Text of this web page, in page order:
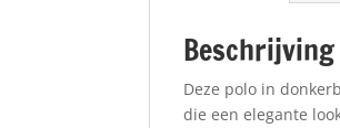
Beschrijving
Deze polo in
die een elegante